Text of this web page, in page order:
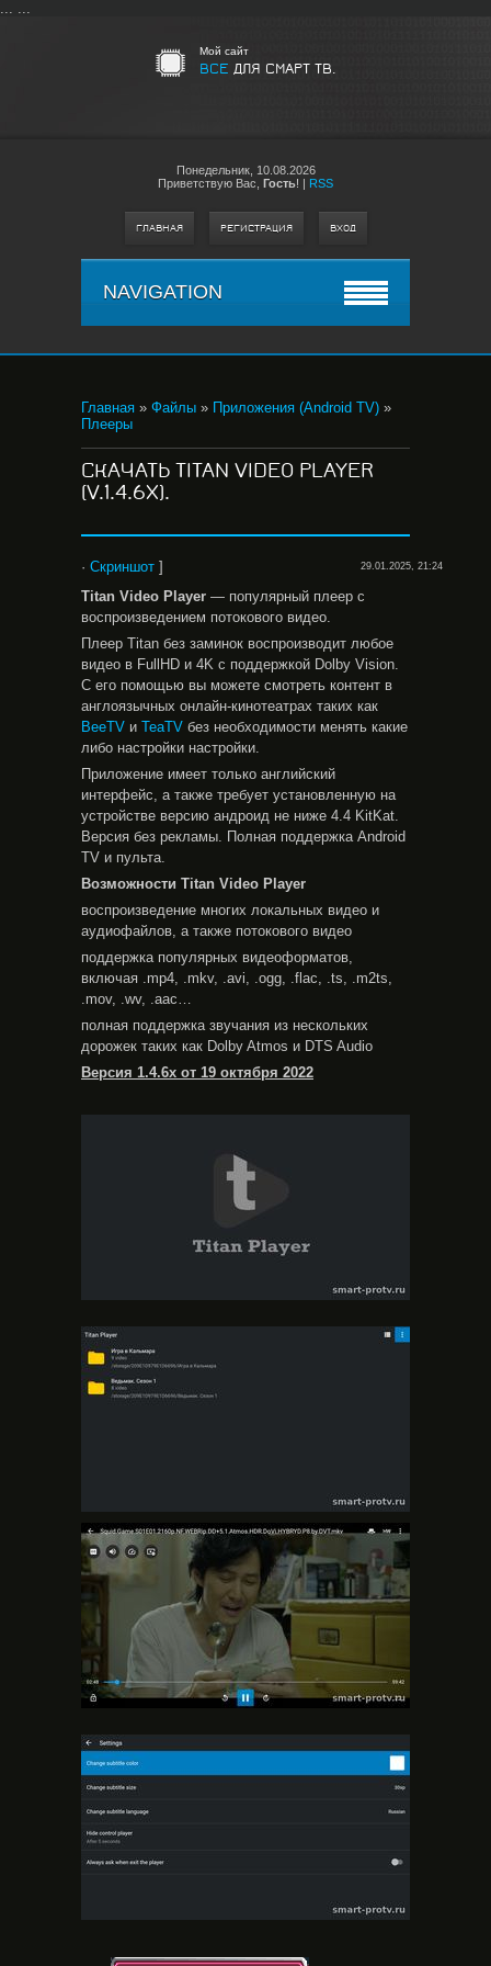
... ...
Мой сайт
ВСЕ ДЛЯ СМАРТ ТВ.
Понедельник, 10.08.2026
Приветствую Вас Гость! | RSS
ГЛАВНАЯ РЕГИСТРАЦИЯ ВХОД
NAVIGATION
Главная » Файлы » Приложения (Android TV) »
Плееры
СКАЧАТЬ TITAN VIDEO PLAYER
(V.1.4.6X).
· Скриншот ] 29.01.2025, 21:24
Titan Video Player — популярный плеер с
воспроизведением потокового видео.
Плеер Titan без заминок воспроизводит любое
видео в FullHD и 4K с поддержкой Dolby Vision.
С его помощью вы можете смотреть контент в
англоязычных онлайн-кинотеатрах таких как
BeeTV и TeaTV без необходимости менять какие
либо настройки настройки.
Приложение имеет только английский
интерфейс, а также требует установленную на
устройстве версию андроид не ниже 4.4 KitKat.
Версия без рекламы. Полная поддержка Android
TV и пульта.
Возможности Titan Video Player
воспроизведение многих локальных видео и
аудиофайлов, а также потокового видео
поддержка популярных видеоформатов,
включая .mp4, .mkv, .avi, .ogg, .flac, .ts, .m2ts,
.mov, .wv, .aac…
полная поддержка звучания из нескольких
дорожек таких как Dolby Atmos и DTS Audio
Версия 1.4.6x от 19 октября 2022